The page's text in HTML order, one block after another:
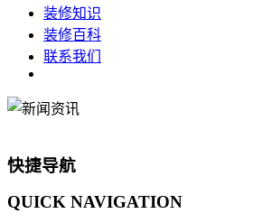
装修知识
装修百科
联系我们
快捷导航
QUICK NAVIGATION